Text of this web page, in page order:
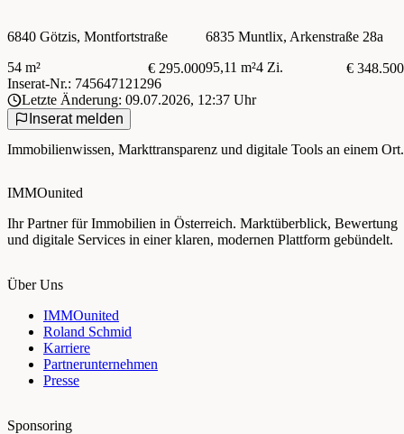
6840 Götzis, Montfortstraße
54 m²
€ 295.000
6835 Muntlix, Arkenstraße 28a
95,11 m²4 Zi.
€ 348.500
Inserat-Nr.: 745647121296
Letzte Änderung: 09.07.2026, 12:37 Uhr
Inserat melden
Immobilienwissen, Markttransparenz und digitale Tools an einem Ort.
IMMOunited
Ihr Partner für Immobilien in Österreich. Marktüberblick, Bewertung
und digitale Services in einer klaren, modernen Plattform gebündelt.
Über Uns
IMMOunited
Roland Schmid
Karriere
Partnerunternehmen
Presse
Sponsoring